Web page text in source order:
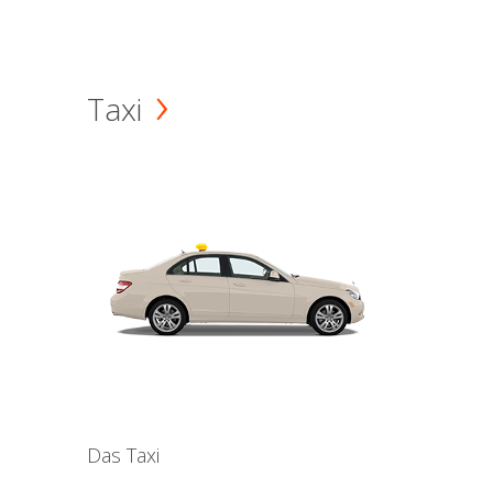
Taxi
Das Taxi